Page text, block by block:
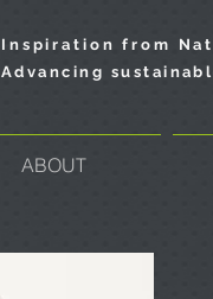
Inspiration from
Advancing
ABOUT